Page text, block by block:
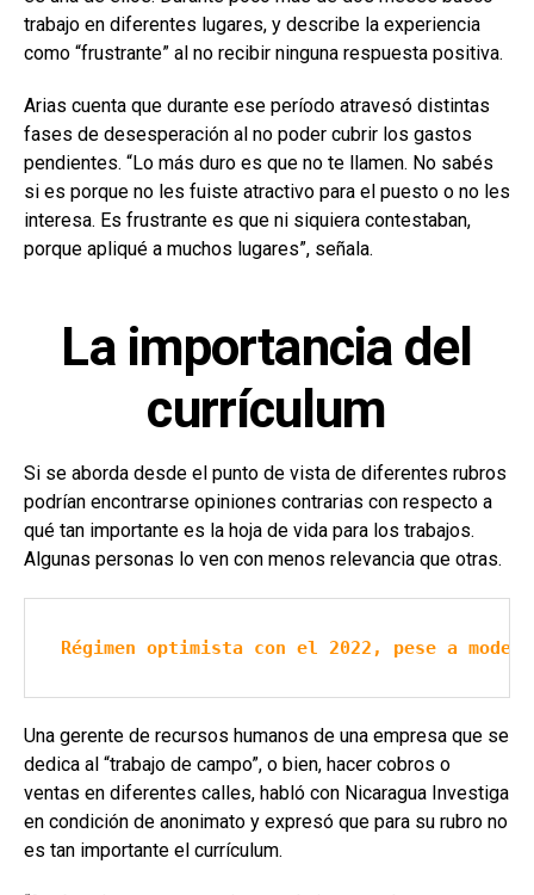
trabajo en diferentes lugares, y describe la experiencia
como “frustrante” al no recibir ninguna respuesta positiva.
Arias cuenta que durante ese período atravesó distintas
fases de desesperación al no poder cubrir los gastos
pendientes. “Lo más duro es que no te llamen. No sabés
si es porque no les fuiste atractivo para el puesto o no les
interesa. Es frustrante es que ni siquiera contestaban,
porque apliqué a muchos lugares”, señala.
La importancia del
currículum
Si se aborda desde el punto de vista de diferentes rubros
podrían encontrarse opiniones contrarias con respecto a
qué tan importante es la hoja de vida para los trabajos.
Algunas personas lo ven con menos relevancia que otras.
Régimen optimista con el 2022, pese a
Una gerente de recursos humanos de una empresa que se
dedica al “trabajo de campo”, o bien, hacer cobros o
ventas en diferentes calles, habló con Nicaragua Investiga
en condición de anonimato y expresó que para su rubro no
es tan importante el currículum.